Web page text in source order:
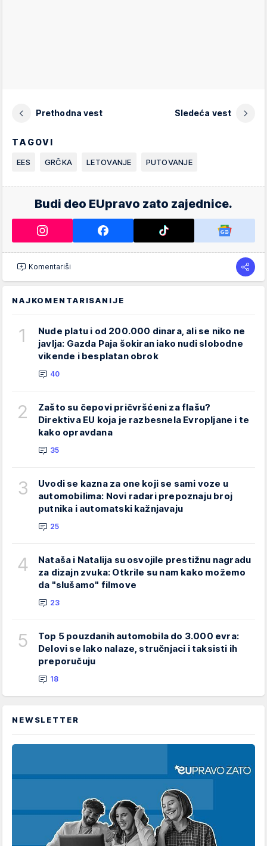
Prethodna vest Sledeća vest
TAGOVI
EES GRČKA LETOVANJE PUTOVANJE
Budi deo EUpravo zato zajednice.
Komentariši
NAJKOMENTARISANIJE
1
Nude platu i od 200.000 dinara, ali se niko ne
javlja: Gazda Paja šokiran iako nudi slobodne
vikende i besplatan obrok
40
2
Zašto su čepovi pričvršćeni za flašu?
Direktiva EU koja je razbesnela Evropljane i te
kako opravdana
35
3
Uvodi se kazna za one koji se sami voze u
automobilima: Novi radari prepoznaju broj
putnika i automatski kažnjavaju
25
4
Nataša i Natalija su osvojile prestižnu nagradu
za dizajn zvuka: Otkrile su nam kako možemo
da "slušamo" filmove
23
5
Top 5 pouzdanih automobila do 3.000 evra:
Delovi se lako nalaze, stručnjaci i taksisti ih
preporučuju
18
NEWSLETTER